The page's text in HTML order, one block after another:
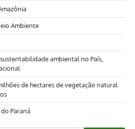
Ambiente
ambiental no País,
de hectares de vegetação natural
Paraná